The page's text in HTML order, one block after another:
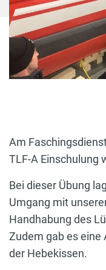
Am
TLF-A Einschulung
Bei dieser Übung
Umgang mit
Handhabung des
Zudem gab es eine
der Hebekissen.